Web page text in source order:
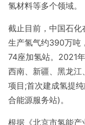
氢材料等多个领域。
截止目前，中国石
生产氢气约390万吨
74座加氢站。2021
西南、新疆、黑龙
项目;首次建成氢提
合能源服务站)。
根据《北京市氢能